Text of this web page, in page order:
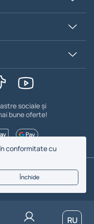
RU
sociale și
bune oferte!
rezervate.
conformitate cu
Închide